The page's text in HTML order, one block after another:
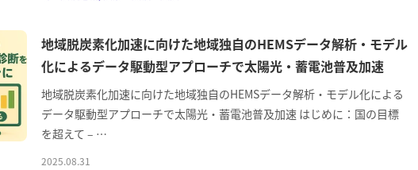
地域脱炭素化加速に向けた地域独自のHEMSデータ解析・モデル
化によるデータ駆動型アプローチで太陽光・蓄電池普及加速
地域脱炭素化加速に向けた地域独自のHEMSデータ解析・モデル化による
データ駆動型アプローチで太陽光・蓄電池普及加速 はじめに：国の目標
を超えて – …
2025.08.31